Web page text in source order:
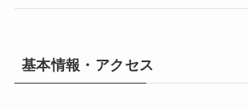
基本情報・アクセス